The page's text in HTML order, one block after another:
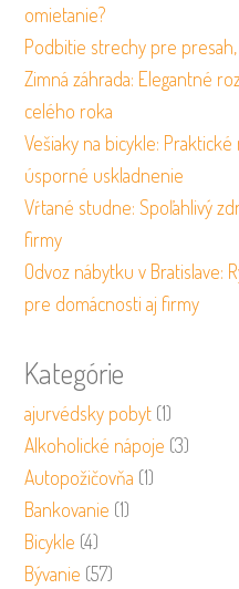
omietanie?
Podbitie strechy pre
Zimná záhrada: Elegantné
celého roka
Vešiaky na bicykle:
úsporné uskladnenie
Vŕtané studne: Spoľahlivý
firmy
Odvoz nábytku v Bratislave:
pre domácnosti aj firmy
Kategórie
ajurvédsky pobyt (1)
Alkoholické nápoje (3)
Autopožičovňa (1)
Bankovanie (1)
Bicykle (4)
Bývanie (57)